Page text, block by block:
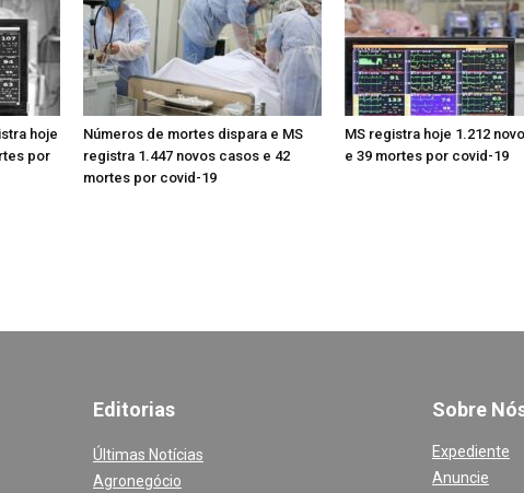
hoje
por
Números de mortes dispara e MS
registra 1.447 novos casos e 42
mortes por covid-19
MS registra hoje 1.212
e 39 mortes por covid-19
Editorias
Últimas Notícias
Agronegócio
Sobre
Expediente
Anuncie